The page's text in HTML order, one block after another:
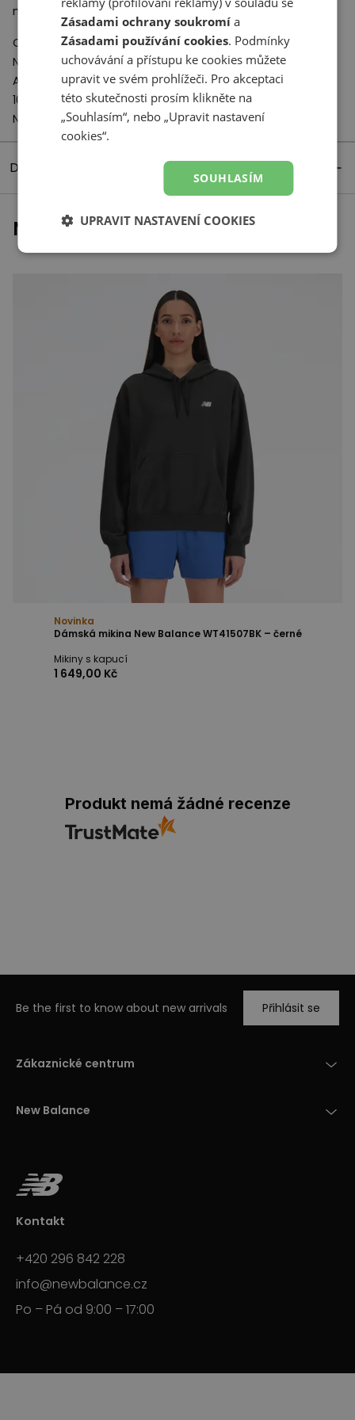
mikiny
Odpovědný subjekt:
New Balance Europe BV
A-Factorij, Pilotenstraat 35 – 45
1059 CH Amsterdam
Netherlands
Detaily produktu
Naposledy prohlížené
Novinka
Dámská mikina New Balance WT41507BK – černé
Mikiny s kapucí
1 649,00 Kč
Produkt nemá žádné recenze
Be the first to know about new arrivals Přihlásit se
Zákaznické centrum
New Balance
Kontakt
+420 296 842 228
info@newbalance.cz
Po – Pá od 9:00 – 17:00
Zásadami ochrany soukromí a
Zásadami používání cookies. Podmínky
uchovávání a přístupu ke cookies můžete
upravit ve svém prohlížeči. Pro akceptaci
této skutečnosti prosím klikněte na
„Souhlasím“, nebo „Upravit nastavení
cookies“.
SOUHLASÍM
UPRAVIT NASTAVENÍ COOKIES